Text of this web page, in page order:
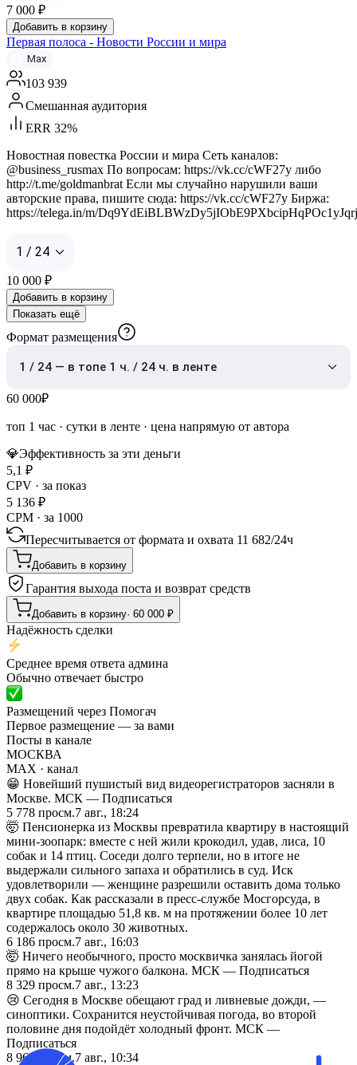
7 000 ₽
Добавить в корзину
Первая полоса - Новости России и мира
Max
103 939
Смешанная аудитория
ERR 32%
Новостная повестка России и мира Сеть каналов:
@business_rusmax По вопросам: https://vk.cc/cWF27y либо
http://t.me/goldmanbrat Если мы случайно нарушили ваши
авторские права, пишите сюда: https://vk.cc/cWF27y Биржа:
https://telega.in/m/
1 / 24
10 000 ₽
Добавить в корзину
Показать ещё
Формат размещения
1 / 24 — в топе 1 ч. / 24 ч. в ленте
60 000₽
топ 1 час · сутки в ленте · цена напрямую от автора
💎Эффективность за эти деньги
5,1 ₽
CPV · за показ
5 136 ₽
CPM · за 1000
Пересчитывается от формата и охвата 11 682/24ч
Добавить в корзину
Гарантия выхода поста и возврат средств
Добавить в корзину· 60 000 ₽
Надёжность сделки
Среднее время ответа админа
Обычно отвечает быстро
Размещений через Помогач
Первое размещение — за вами
Посты в канале
МОСКВА
MAX · канал
😁 Новейший пушистый вид видеорегистраторов засняли в
Москве. МСК — Подписаться
5 778 просм.7 авг., 18:24
🤯 Пенсионерка из Москвы превратила квартиру в настоящий
мини-зоопарк: вместе с ней жили крокодил, удав, лиса, 10
собак и 14 птиц. Соседи долго терпели, но в итоге не
выдержали сильного запаха и обратились в суд. Иск
удовлетворили — женщине разрешили оставить дома только
двух собак. Как рассказали в пресс-службе Мосгорсуда, в
квартире площадью 51,8 кв. м на протяжении более 10 лет
содержалось около 30 животных.
6 186 просм.7 авг., 16:03
🤯 Ничего необычного, просто москвичка занялась йогой
прямо на крыше чужого балкона. МСК — Подписаться
8 329 просм.7 авг., 13:23
😢 Сегодня в Москве обещают град и ливневые дожди, —
синоптики. Сохранится неустойчивая погода, во второй
половине дня подойдёт холодный фронт. МСК —
Подписаться
8 965
просм.7 авг., 10:34